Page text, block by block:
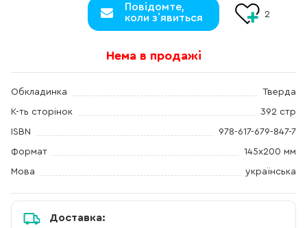
Повідомте,
коли з`явиться
2
Нема в продажі
Обкладинка Тверда
К-ть сторінок 392 стр
ISBN 978-617-679-847-7
Формат 145x200 мм
Мова українська
Доставка: